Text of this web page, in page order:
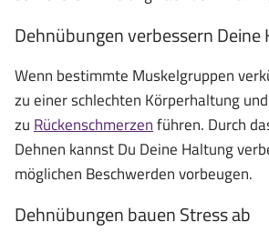
Dehnübungen verbessern
Wenn bestimmte Muskelgruppen
zu einer schlechten Körperhaltung
zuRückenschmerzenführen. Durch
Dehnen kannst Du Deine Haltung
möglichen Beschwerden vorbeugen.
Dehnübungen bauen Stress ab